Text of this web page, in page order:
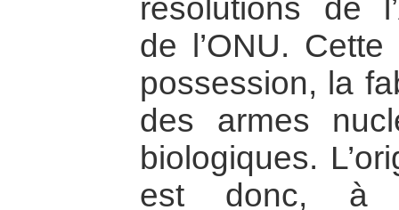
résolutions de
de l’ONU.
possession, la
des armes
biologiques.
est donc, à